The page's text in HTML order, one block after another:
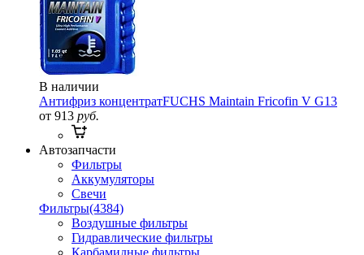
В наличии
Антифриз концентратFUCHS Maintain Fricofin V G13
от 913 руб.
Автозапчасти
Фильтры
Аккумуляторы
Свечи
Фильтры(4384)
Воздушные фильтры
Гидравлические фильтры
Карбамидные фильтры